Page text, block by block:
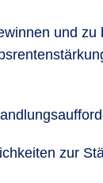
und
zur